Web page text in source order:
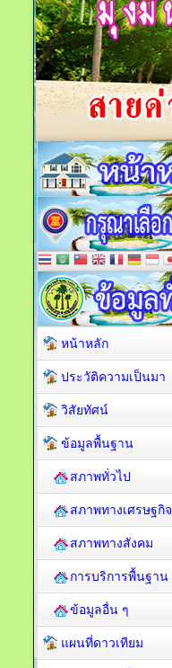
หน้าหลัก
ประวัติความเป็นมา
วิสัยทัศน์
ข้อมูลพื้นฐาน
สภาพทั่วไป
สภาพทางเศรษฐกิจ
สภาพทางสังคม
การบริการพื้นฐาน
ข้อมูลอื่น ๆ
แผนที่ดาวเทียม